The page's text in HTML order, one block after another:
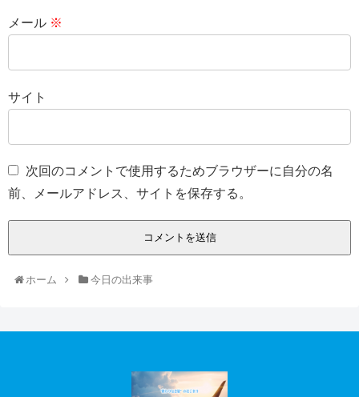
メール ※
サイト
次回のコメントで使用するためブラウザーに自分の名
前、メールアドレス、サイトを保存する。
ホーム 今日の出来事